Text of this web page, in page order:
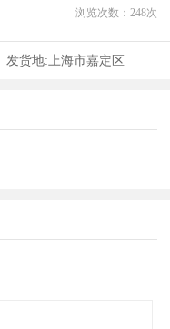
浏览次数： 248次
发货地: 上海市嘉定区